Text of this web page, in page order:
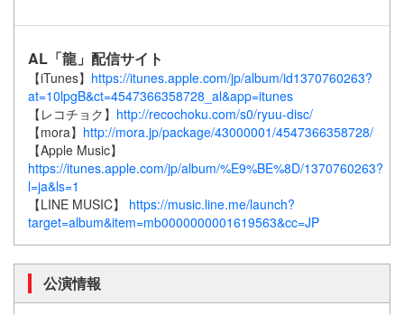
AL「龍」配信サイト
【iTunes】 https://itunes.apple.com/jp/album/id1370760263?
at=10lpgB&ct=4547366358728_al&app=itunes
【レコチョク】 http://recochoku.com/s0/ryuu-disc/
【mora】 http://mora.jp/package/43000001/4547366358728/
【Apple Music】
https://itunes.apple.com/jp/album/%E9%BE%8D/1370760263?
l=ja&ls=1
【LINE MUSIC】 https://music.line.me/launch?
target=album&item=mb0000000001619563&cc=JP
公演情報